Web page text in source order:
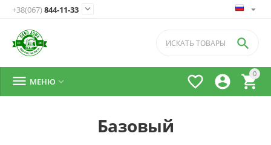
+38(067)844-11-33 
0




 МЕНЮ 
Базовый